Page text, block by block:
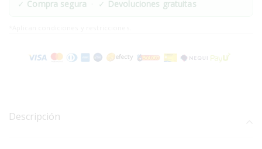
✓ Compra segura · ✓ Devoluciones gratuitas
Descripción